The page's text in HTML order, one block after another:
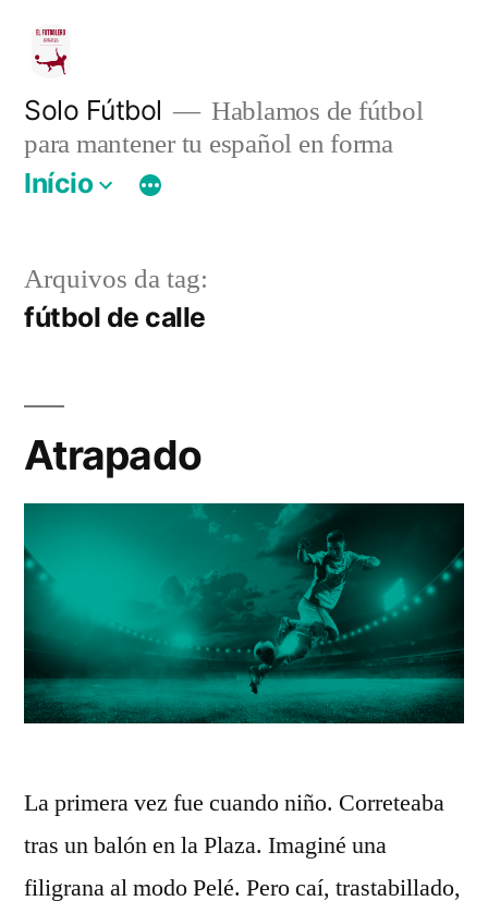
para
conteúdo
Solo Fútbol
Hablamos de fútbol
para mantener tu español en forma
Início
Arquivos da tag:
fútbol de calle
Atrapado
La primera vez fue cuando niño. Correteaba
tras un balón en la Plaza. Imaginé una
filigrana al modo Pelé. Pero caí, trastabillado,